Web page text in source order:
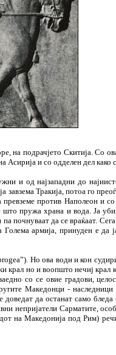
подрачјето Скитија. Со
и со одделен дел како
и од најзападни до
завзема Тракија, потоа го
против Наполеон и
пружа храна и вода. Ја
почнуваат да се враќаат.
армија, принуден е да
Но ова води и кон
крал но и воопшто нечиј крал
со се овие градови,
Македонци - наследници
да останат само бледа
непријатели Сарматите,
на Македонија под Рим)